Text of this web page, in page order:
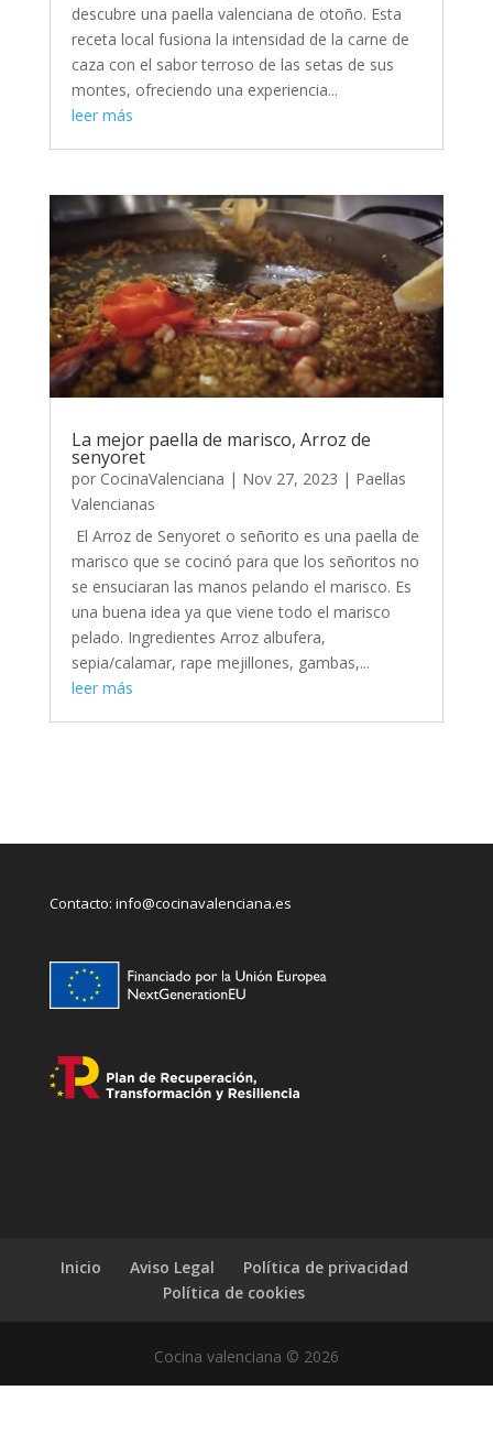
descubre una paella valenciana de otoño. Esta
receta local fusiona la intensidad de la carne de
caza con el sabor terroso de las setas de sus
montes, ofreciendo una experiencia...
leer más
La mejor paella de marisco, Arroz de
senyoret
por CocinaValenciana | Nov 27, 2023 | Paellas
Valencianas
El Arroz de Senyoret o señorito es una paella de
marisco que se cocinó para que los señoritos no
se ensuciaran las manos pelando el marisco. Es
una buena idea ya que viene todo el marisco
pelado. Ingredientes Arroz albufera,
sepia/calamar, rape mejillones, gambas,...
leer más
Contacto: info@cocinavalenciana.es
Inicio Aviso Legal
Política de privacidad
Política de cookies
Cocina valenciana © 2026